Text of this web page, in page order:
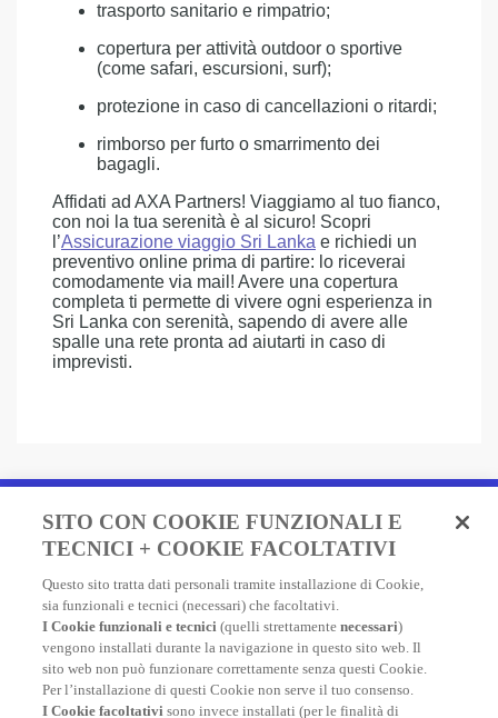
trasporto sanitario e rimpatrio;
copertura per attività outdoor o sportive
(come safari, escursioni, surf);
protezione in caso di cancellazioni o ritardi;
rimborso per furto o smarrimento dei
bagagli.
Affidati ad AXA Partners! Viaggiamo al tuo fianco,
con noi la tua serenità è al sicuro! Scopri
l’Assicurazione viaggio Sri Lanka e richiedi un
preventivo online prima di partire: lo riceverai
comodamente via mail! Avere una copertura
completa ti permette di vivere ogni esperienza in
Sri Lanka con serenità, sapendo di avere alle
spalle una rete pronta ad aiutarti in caso di
imprevisti.
Fai un preventivo e acquista
in due minuti!
Assicurazione Viaggio AXA: scegli e acquista online la
migliore polizza, economica e completa, per viaggiare
nel mondo.
SITO CON COOKIE FUNZIONALI E
TECNICI + COOKIE FACOLTATIVI
Questo sito tratta dati personali tramite installazione di Cookie,
sia funzionali e tecnici (necessari) che facoltativi.
I Cookie funzionali e tecnici (quelli strettamentenecessari)
vengono installati durante la navigazione in questo sito web. Il
sito web non può funzionare correttamente senza questi Cookie.
Per l’installazione di questi Cookie non serve il tuo consenso.
I Cookie facoltativi sono invece installati (per le finalità di